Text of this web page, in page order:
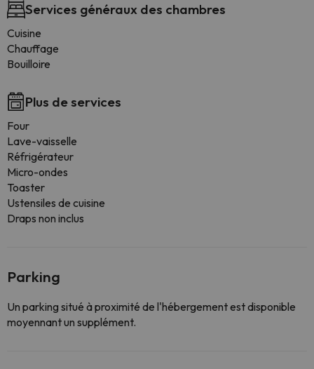
Services généraux des chambres
Cuisine
Chauffage
Bouilloire
Plus de services
Four
Lave-vaisselle
Réfrigérateur
Micro-ondes
Toaster
Ustensiles de cuisine
Draps non inclus
Parking
Un parking situé à proximité de l'hébergement est disponible
moyennant un supplément.